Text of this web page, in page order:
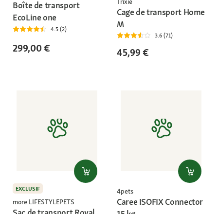
Boîte de transport
EcoLine one
4.5 (2)
299,00 €
Cage de transport Home
M
3.6 (71)
45,99 €
EXCLUSIF
more LIFESTYLEPETS
4pets
Caree ISOFIX Connector